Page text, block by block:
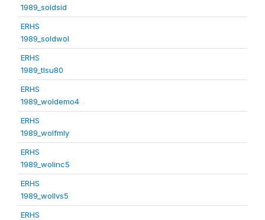
1989_soldsid
ERHS
1989_soldwol
ERHS
1989_tlsu80
ERHS
1989_woldemo4
ERHS
1989_wolfmly
ERHS
1989_wolinc5
ERHS
1989_wollvs5
ERHS